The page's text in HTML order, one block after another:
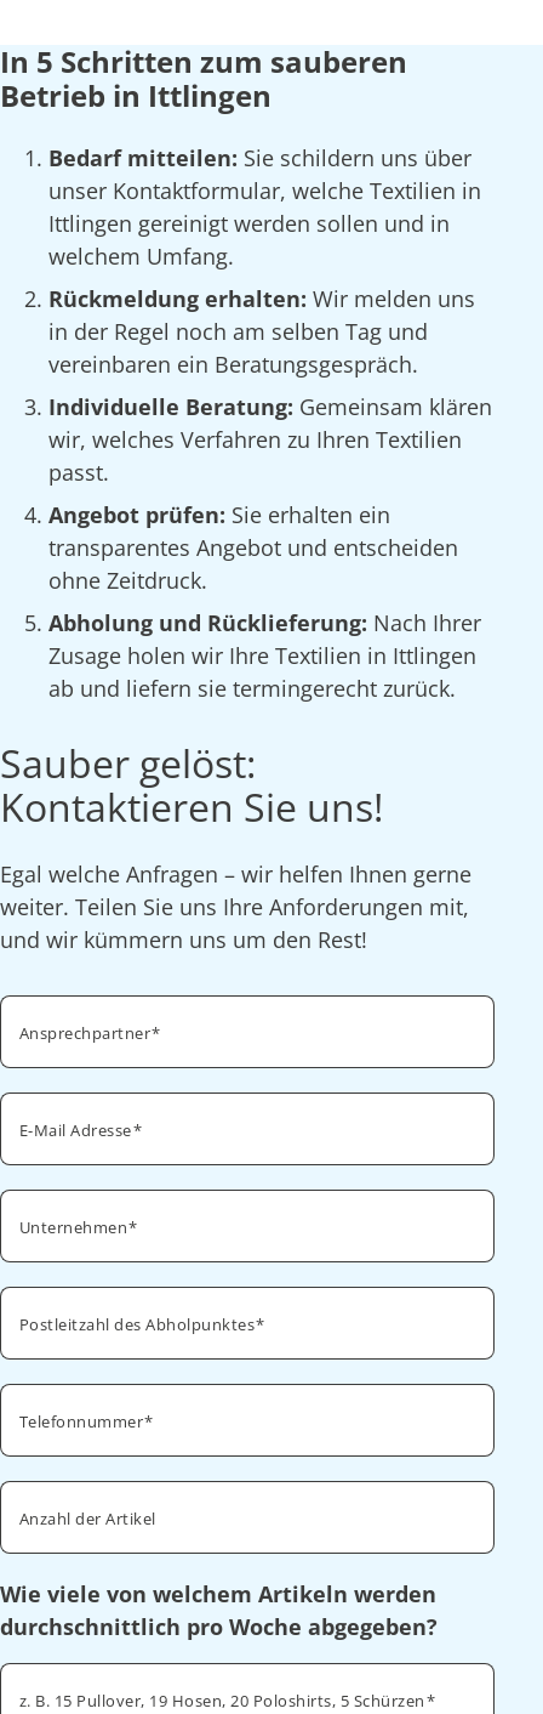
In 5 Schritten zum sauberen
Betrieb in Ittlingen
Bedarf mitteilen: Sie schildern uns über
unser Kontaktformular, welche Textilien in
Ittlingen gereinigt werden sollen und in
welchem Umfang.
Rückmeldung erhalten: Wir melden uns
in der Regel noch am selben Tag und
vereinbaren ein Beratungsgespräch.
Individuelle Beratung: Gemeinsam klären
wir, welches Verfahren zu Ihren Textilien
passt.
Angebot prüfen: Sie erhalten ein
transparentes Angebot und entscheiden
ohne Zeitdruck.
Abholung und Rücklieferung: Nach Ihrer
Zusage holen wir Ihre Textilien in Ittlingen
ab und liefern sie termingerecht zurück.
Sauber gelöst:
Kontaktieren Sie uns!
Egal welche Anfragen – wir helfen Ihnen gerne
weiter. Teilen Sie uns Ihre Anforderungen mit,
und wir kümmern uns um den Rest!
Ansprechpartner
E-Mail Adresse
Unternehmen
Postleitzahl des Abholpunktes
Telefonnummer
Anzahl der Artikel
Wie viele von welchem Artikeln werden
durchschnittlich pro Woche abgegeben?
z. B. 15 Pullover, 19 Hosen, 20 Poloshirts, 5 Schürzen